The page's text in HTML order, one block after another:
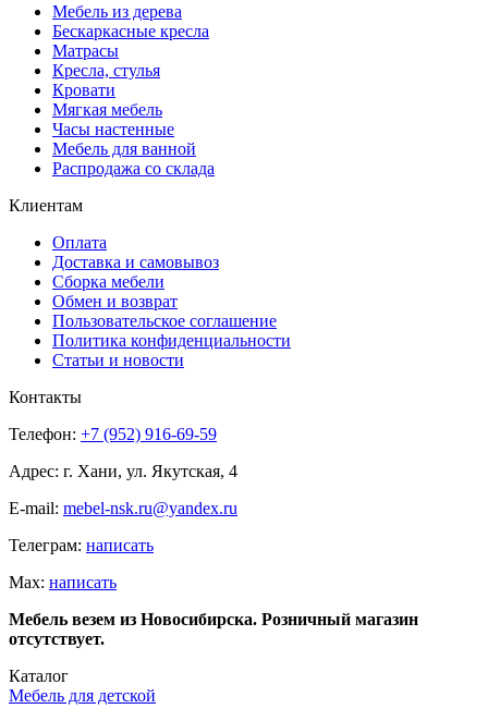
Мебель из дерева
Бескаркасные кресла
Матрасы
Кресла, стулья
Кровати
Мягкая мебель
Часы настенные
Мебель для ванной
Распродажа со склада
Клиентам
Оплата
Доставка и самовывоз
Сборка мебели
Обмен и возврат
Пользовательское соглашение
Политика конфиденциальности
Статьи и новости
Контакты
Телефон: +7 (952) 916-69-59
Адрес: г. Хани, ул. Якутская, 4
E-mail: mebel-nsk.ru@yandex.ru
Телеграм: написать
Мах: написать
Мебель везем из Новосибирска. Розничный магазин
отсутствует.
Каталог
Мебель для детской